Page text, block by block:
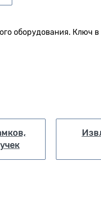
оборудования. Ключ